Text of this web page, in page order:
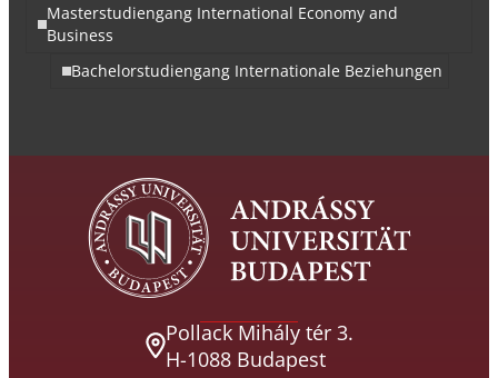
Masterstudiengang International Economy and
Business
Bachelorstudiengang Internationale Beziehungen
Pollack Mihály tér 3.
H-1088 Budapest